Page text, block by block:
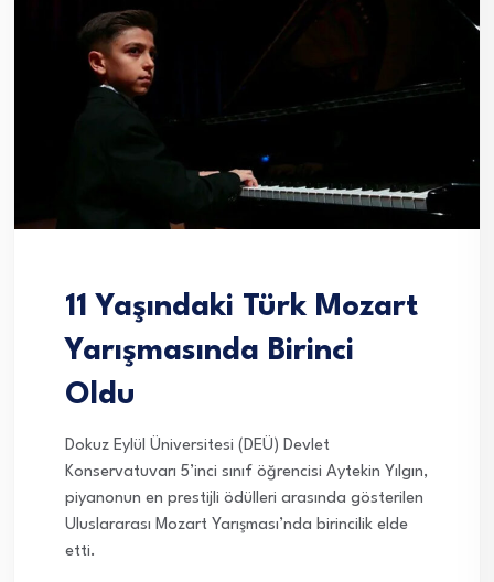
11 Yaşındaki Türk Mozart
Yarışmasında Birinci
Oldu
Dokuz Eylül Üniversitesi (DEÜ) Devlet
Konservatuvarı 5’inci sınıf öğrencisi Aytekin Yılgın,
piyanonun en prestijli ödülleri arasında gösterilen
Uluslararası Mozart Yarışması’nda birincilik elde
etti.